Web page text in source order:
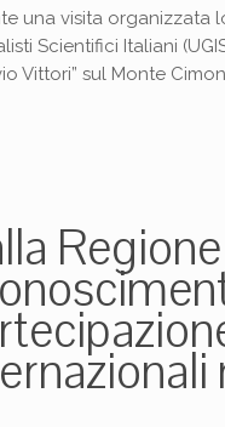
una visita organizzata
Scientifici Italiani
Vittori” sul Monte